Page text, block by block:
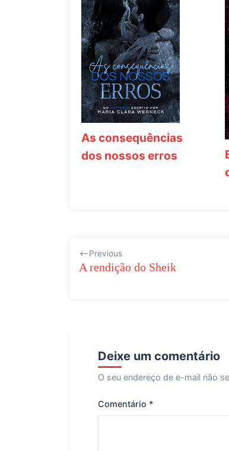
As consequências
dos nossos erros
de
Previous
A rendição do Sheik
Deixe um comentário
O seu endereço de e-mail não
Comentário *